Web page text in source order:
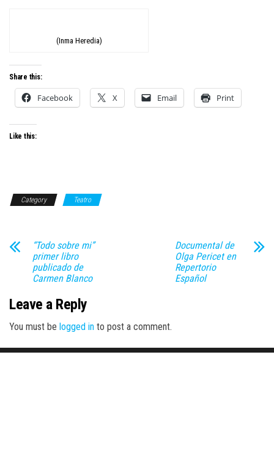
(Inma Heredia)
Share this:
Facebook X Email Print
Like this:
Category Teatro
“Todo sobre mi”
primer libro
publicado de
Carmen Blanco
Documental de
Olga Pericet en
Repertorio
Español
Leave a Reply
You must be logged in to post a comment.